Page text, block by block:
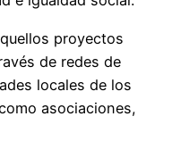
proyectos
de redes de
locales de los
asociaciones,